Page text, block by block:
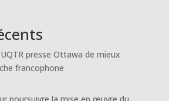
presse Ottawa de mieux
francophone